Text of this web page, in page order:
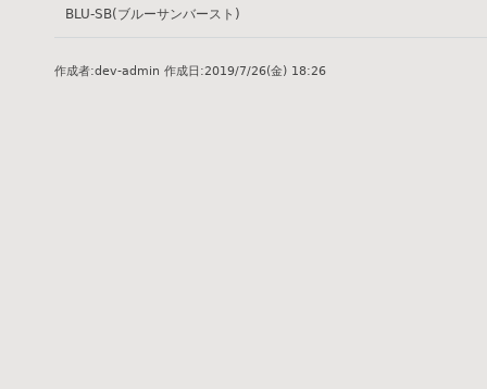
BLU-SB(ブルーサンバースト)
作成者:dev-admin 作成日:2019/7/26(金) 18:26